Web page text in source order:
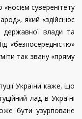
суверенітету
який «здійснює
державної влади та
«безпосередністю»
так звану «пряму
України каже, що
лад в Україні
бути узурповане